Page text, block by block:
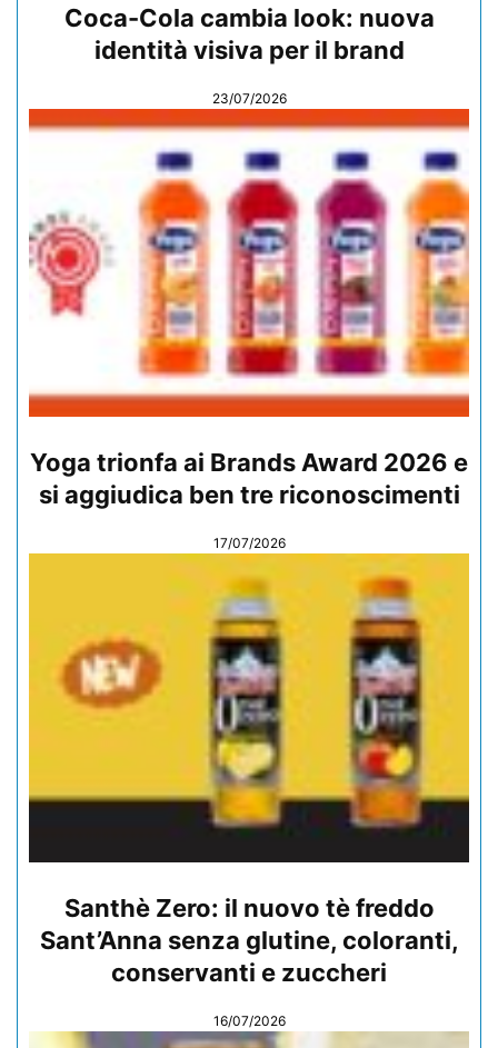
Coca-Cola cambia look: nuova
identità visiva per il brand
23/07/2026
Yoga trionfa ai Brands Award 2026 e
si aggiudica ben tre riconoscimenti
17/07/2026
Santhè Zero: il nuovo tè freddo
Sant’Anna senza glutine, coloranti,
conservanti e zuccheri
16/07/2026